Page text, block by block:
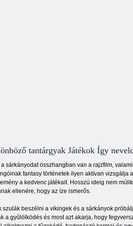
tantárgyak Játékok Így
sárkányodat összhangban van a rajzfilm,
fantasy történetek ilyen aktívan
a kedvenc játékait. Hosszú ideig nem
ellenére, hogy az íze ismerős.
szulák beszélni a vikingek és a sárkányok
a gyűlölködés és most azt akarja, hogy